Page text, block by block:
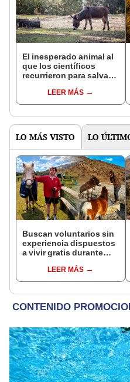
El inesperado animal al
que los científicos
recurrieron para salvar
reintroducción de un
asno salvaje está
en un paisaje con más
LEER MÁS
LO MÁS VISTO LO
Buscan voluntarios sin
experiencia dispuestos
a vivir gratis durante
cuidar caballos, burros
y otros animales
LEER MÁS